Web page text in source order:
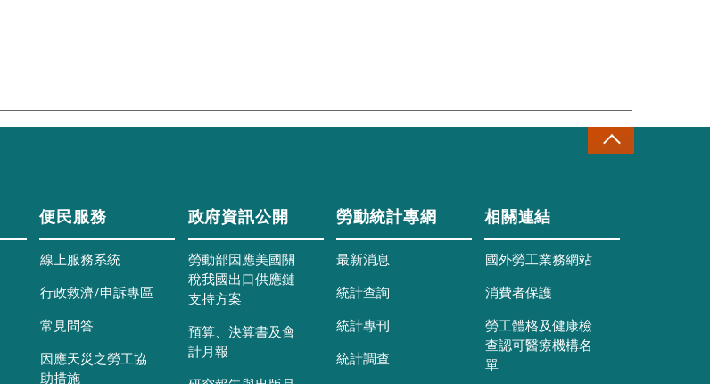
便民服務
線上服務系統
行政救濟/申訴專區
常見問答
因應天災之勞工協
助措施
政府資訊公開
勞動部因應美國關
稅我國出口供應鏈
支持方案
預算、決算書及會
計月報
勞動統計專網
最新消息
統計查詢
統計專刊
統計調查
相關連結
國外勞工業務網站
消費者保護
勞工體格及健康檢
查認可醫療機構名
單